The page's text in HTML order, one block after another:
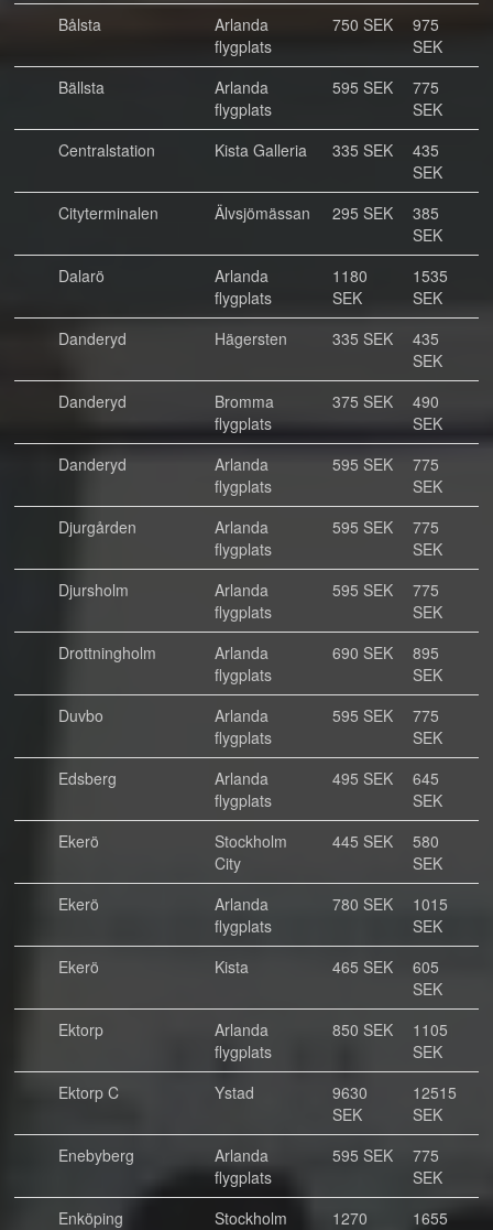
Bålsta
Arlanda
flygplats
750 SEK
975
SEK
Bällsta
Arlanda
flygplats
595 SEK
775
SEK
Centralstation
Kista Galleria 335 SEK
435
SEK
Cityterminalen
Älvsjömässan 295 SEK
385
SEK
Dalarö
Arlanda
flygplats
1180
SEK
1535
SEK
Danderyd
Hägersten 335 SEK
435
SEK
Danderyd
Bromma
flygplats
375 SEK
490
SEK
Danderyd
Arlanda
flygplats
595 SEK
775
SEK
Djurgården
Arlanda
flygplats
595 SEK
775
SEK
Djursholm
Arlanda
flygplats
595 SEK
775
SEK
Drottningholm
Arlanda
flygplats
690 SEK
895
SEK
Duvbo
Arlanda
flygplats
595 SEK
775
SEK
Edsberg
Arlanda
flygplats
495 SEK
645
SEK
Ekerö
Stockholm
City
445 SEK
580
SEK
Ekerö
Arlanda
flygplats
780 SEK
1015
SEK
Ekerö
Kista 465 SEK
605
SEK
Ektorp
Arlanda
flygplats
850 SEK
1105
SEK
Ektorp C
Ystad
9630
SEK
12515
SEK
Enebyberg
Arlanda
flygplats
595 SEK
775
SEK
Enköping
Stockholm
1270
1655